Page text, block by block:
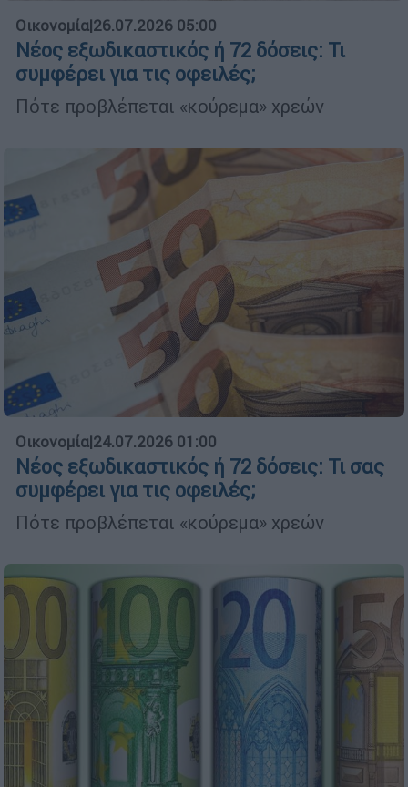
Οικονομία|26.07.2026 05:00
Νέος εξωδικαστικός ή 72 δόσεις: Τι
συμφέρει για τις οφειλές;
Πότε προβλέπεται «κούρεμα» χρεών
Οικονομία|24.07.2026 01:00
Νέος εξωδικαστικός ή 72 δόσεις: Τι σας
συμφέρει για τις οφειλές;
Πότε προβλέπεται «κούρεμα» χρεών